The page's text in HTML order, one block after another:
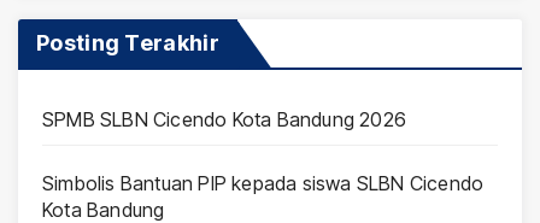
Posting Terakhir
SPMB SLBN Cicendo Kota Bandung 2026
Simbolis Bantuan PIP kepada siswa SLBN Cicendo
Kota Bandung